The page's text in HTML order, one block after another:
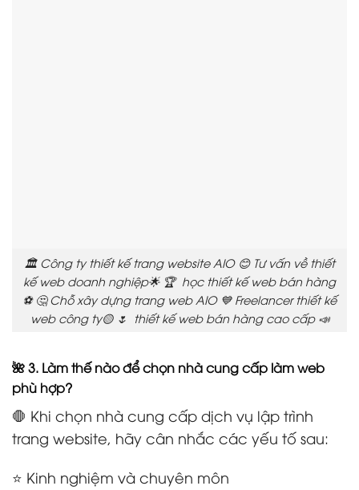
🏛️ Công ty thiết kế trang website AIO 😊 Tư vấn về thiết
kế web doanh nghiệp🌟 🏆 học thiết kế web bán hàng
⚽ 🤔 Chỗ xây dựng trang web AIO 💙 Freelancer thiết kế
web công ty🟡 🌷 thiết kế web bán hàng cao cấp 📣
🌺 3. Làm thế nào để chọn nhà cung cấp làm web
phù hợp?
🛑 Khi chọn nhà cung cấp dịch vụ lập trình
trang website, hãy cân nhắc các yếu tố sau:
⭐ Kinh nghiệm và chuyên môn